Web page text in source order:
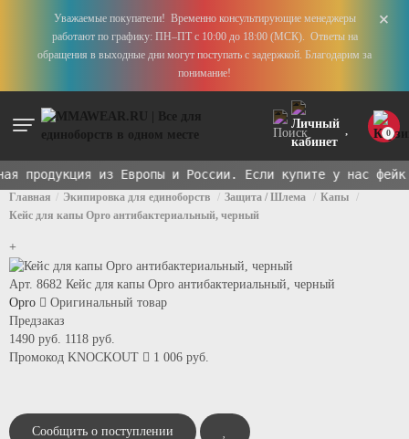
+
Уважаемые покупатели! Временно консультирующие менеджеры
работают по графику: ПН–ПТ с 10:00 до 18:00 (МСК). Ответы на
обращения в выходные дни могут поступать с задержкой. Благодарим за
понимание!
0
продукция из Европы и России. Если купите у нас фейк
Главная Экипировка для единоборств Защита / Шлема
Капы
Кейс для капы Opro антибактериальный, черный
+
Арт. 8682 Кейс для капы Opro антибактериальный, черный
Opro
Оригинальный товар
Предзаказ
1490 руб. 1118 руб.
Промокод KNOCKOUT 1 006 руб.
Сообщить о поступлении